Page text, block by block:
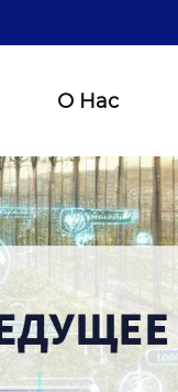
О Нас